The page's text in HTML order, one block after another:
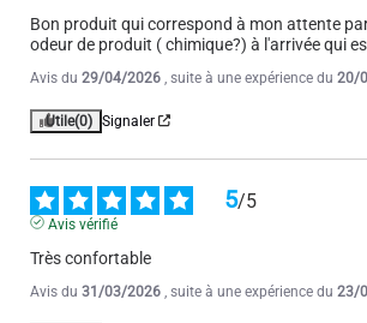
Bon produit qui correspond à mon attente
odeur de produit ( chimique?) à l'arrivée qui
Avis du 29/04/2026 , suite à une expérience du 20/
Utile(0) Signaler
5/5
Avis vérifié
Très confortable
Avis du 31/03/2026 , suite à une expérience du 23/